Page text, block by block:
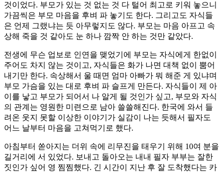
것이었다. 부모가 있는 것 없는 것 다 털어 최고로 키워 놓으니
가끔씩은 부모 마음을 후벼 파 놓기도 한다. 그리고도 자식들
은 언제 그랬냐는 듯 아무렇지도 않다. 부모는 마음 아프고 속
상해 죽을 것 같아도 눈 하나 깜짝 안 하는 것만 같았다.
전생에 무슨 업보로 인연을 맺었기에 부모는 자식에게 한없이
주어도 차지 않는 것이고, 자식들은 화가 나면 대책 없이 뿜어
내기만 한다. 속상해서 울 때면 엄마 아빠가 뭐 해준 게 있냐며
부모 가슴을 있는 대로 후벼 파 슬프게 만든다. 자식들이 제 아
이를 낳고 부모가 되어서 나 알게 될 것인가 싶고, 부모와 자식
의 관계는 영원한 미련으로 남아 쓸쓸해진다. 한국에 와서 들
려온 웃지 못할 이상한 이야기가 실감이 나는 듯해서 필자도
어느 날부터 마음을 고쳐먹기로 했다.
아침부터 쏟아지는 더위 속에 리무진을 태우기 위해 10여 분을
길거리에 서 있었다. 보내고 돌아오는 내내 필자 부부는 잘한
짓인가 싶어 영 찜찜했다. 긴 시간이 지난 후 잘 도착했다는 카